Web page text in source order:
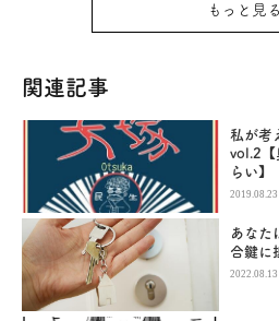
もっと見る
関連記事
私が考
vol.2【
らい】
2019.08.23
あなた
合鍵に
2022.08.13